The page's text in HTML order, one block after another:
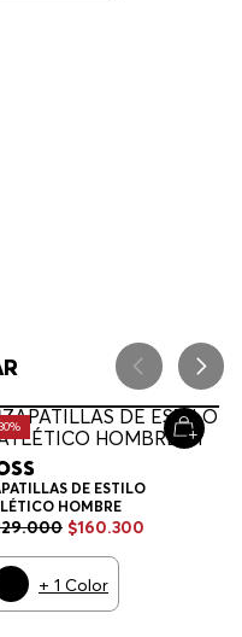
DE ESTILO
HOMBRE
.000 $160.300
+ 1 Color